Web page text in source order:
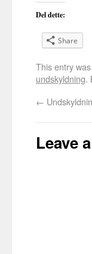
Del dette:
Share
This entry
undskyldning.
←
Leave